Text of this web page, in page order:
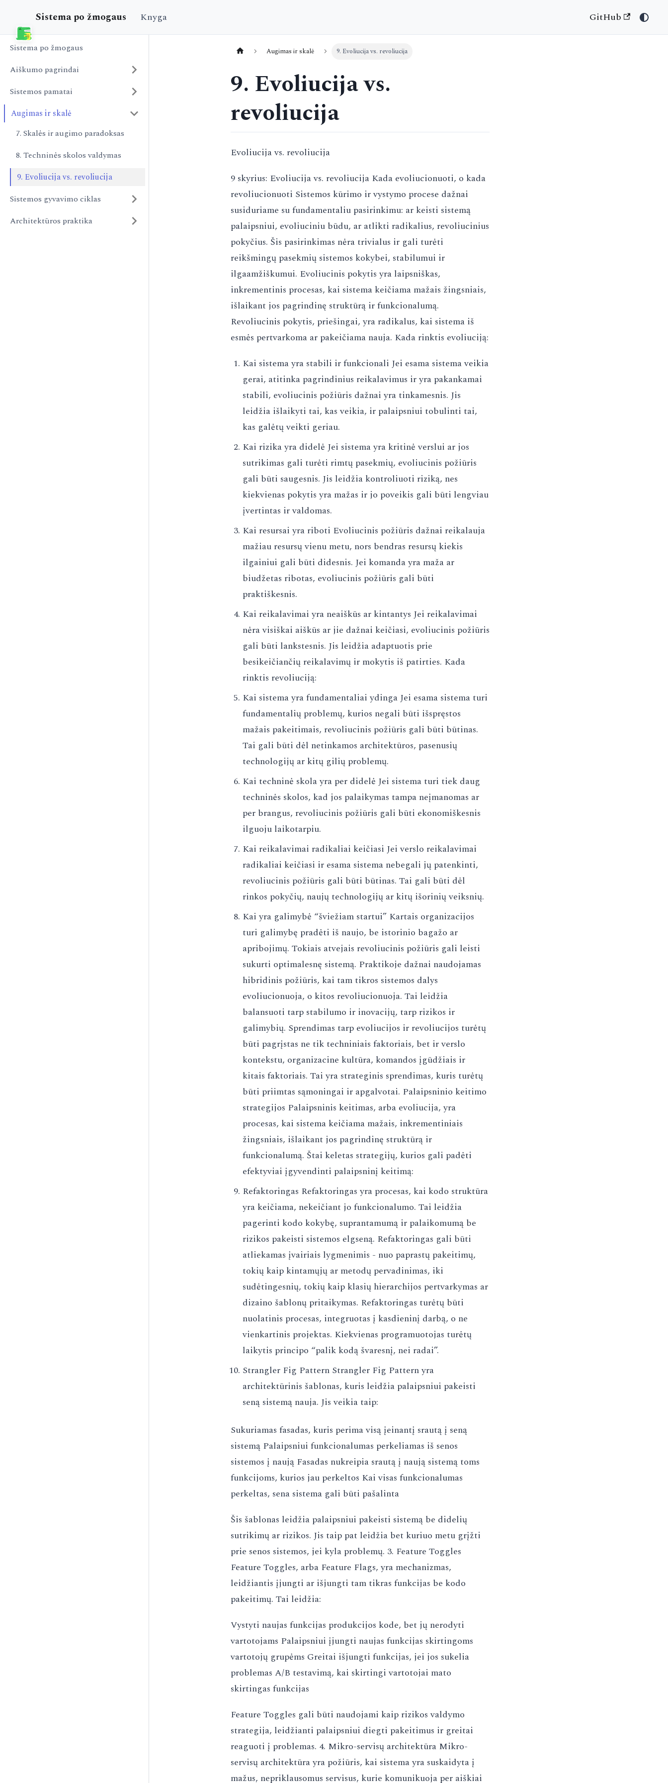
Sistema po žmogaus Knyga GitHub
Sistema po žmogaus
Aiškumo pagrindai
Sistemos pamatai
Augimas ir skalė
7. Skalės ir augimo paradoksas
8. Techninės skolos valdymas
9. Evoliucija vs. revoliucija
Sistemos gyvavimo ciklas
Architektūros praktika
Augimas ir skalė 9. Evoliucija vs. revoliucija
9. Evoliucija vs.
revoliucija
Evoliucija vs. revoliucija
9 skyrius: Evoliucija vs. revoliucija Kada evoliucionuoti, o kada
revoliucionuoti Sistemos kūrimo ir vystymo procese dažnai
susiduriame su fundamentaliu pasirinkimu: ar keisti sistemą
palaipsniui, evoliuciniu būdu, ar atlikti radikalius, revoliucinius
pokyčius. Šis pasirinkimas nėra trivialus ir gali turėti
reikšmingų pasekmių sistemos kokybei, stabilumui ir
ilgaamžiškumui. Evoliucinis pokytis yra laipsniškas,
inkrementinis procesas, kai sistema keičiama mažais žingsniais,
išlaikant jos pagrindinę struktūrą ir funkcionalumą.
Revoliucinis pokytis, priešingai, yra radikalus, kai sistema iš
esmės pertvarkoma ar pakeičiama nauja. Kada rinktis evoliuciją:
Kai sistema yra stabili ir funkcionali Jei esama sistema veikia
gerai, atitinka pagrindinius reikalavimus ir yra pakankamai
stabili, evoliucinis požiūris dažnai yra tinkamesnis. Jis
leidžia išlaikyti tai, kas veikia, ir palaipsniui tobulinti tai,
kas galėtų veikti geriau.
Kai rizika yra didelė Jei sistema yra kritinė verslui ar jos
sutrikimas gali turėti rimtų pasekmių, evoliucinis požiūris
gali būti saugesnis. Jis leidžia kontroliuoti riziką, nes
kiekvienas pokytis yra mažas ir jo poveikis gali būti lengviau
įvertintas ir valdomas.
Kai resursai yra riboti Evoliucinis požiūris dažnai reikalauja
mažiau resursų vienu metu, nors bendras resursų kiekis
ilgainiui gali būti didesnis. Jei komanda yra maža ar
biudžetas ribotas, evoliucinis požiūris gali būti
praktiškesnis.
Kai reikalavimai yra neaiškūs ar kintantys Jei reikalavimai
nėra visiškai aiškūs ar jie dažnai keičiasi, evoliucinis požiūris
gali būti lankstesnis. Jis leidžia adaptuotis prie
besikeičiančių reikalavimų ir mokytis iš patirties. Kada
rinktis revoliuciją:
Kai sistema yra fundamentaliai ydinga Jei esama sistema turi
fundamentalių problemų, kurios negali būti išspręstos
mažais pakeitimais, revoliucinis požiūris gali būti būtinas.
Tai gali būti dėl netinkamos architektūros, pasenusių
technologijų ar kitų gilių problemų.
Kai techninė skola yra per didelė Jei sistema turi tiek daug
techninės skolos, kad jos palaikymas tampa neįmanomas ar
per brangus, revoliucinis požiūris gali būti ekonomiškesnis
ilguoju laikotarpiu.
Kai reikalavimai radikaliai keičiasi Jei verslo reikalavimai
radikaliai keičiasi ir esama sistema nebegali jų patenkinti,
revoliucinis požiūris gali būti būtinas. Tai gali būti dėl
rinkos pokyčių, naujų technologijų ar kitų išorinių veiksnių.
Kai yra galimybė “šviežiam startui” Kartais organizacijos
turi galimybę pradėti iš naujo, be istorinio bagažo ar
apribojimų. Tokiais atvejais revoliucinis požiūris gali leisti
sukurti optimalesnę sistemą. Praktikoje dažnai naudojamas
hibridinis požiūris, kai tam tikros sistemos dalys
evoliucionuoja, o kitos revoliucionuoja. Tai leidžia
balansuoti tarp stabilumo ir inovacijų, tarp rizikos ir
galimybių. Sprendimas tarp evoliucijos ir revoliucijos turėtų
būti pagrįstas ne tik techniniais faktoriais, bet ir verslo
kontekstu, organizacine kultūra, komandos įgūdžiais ir
kitais faktoriais. Tai yra strateginis sprendimas, kuris turėtų
būti priimtas sąmoningai ir apgalvotai. Palaipsninio keitimo
strategijos Palaipsninis keitimas, arba evoliucija, yra
procesas, kai sistema keičiama mažais, inkrementiniais
žingsniais, išlaikant jos pagrindinę struktūrą ir
funkcionalumą. Štai keletas strategijų, kurios gali padėti
efektyviai įgyvendinti palaipsninį keitimą:
Refaktoringas Refaktoringas yra procesas, kai kodo struktūra
yra keičiama, nekeičiant jo funkcionalumo. Tai leidžia
pagerinti kodo kokybę, suprantamumą ir palaikomumą be
rizikos pakeisti sistemos elgseną. Refaktoringas gali būti
atliekamas įvairiais lygmenimis - nuo paprastų pakeitimų,
tokių kaip kintamųjų ar metodų pervadinimas, iki
sudėtingesnių, tokių kaip klasių hierarchijos pertvarkymas ar
dizaino šablonų pritaikymas. Refaktoringas turėtų būti
nuolatinis procesas, integruotas į kasdieninį darbą, o ne
vienkartinis projektas. Kiekvienas programuotojas turėtų
laikytis principo “palik kodą švaresnį, nei radai”.
Strangler Fig Pattern Strangler Fig Pattern yra
architektūrinis šablonas, kuris leidžia palaipsniui pakeisti
seną sistemą nauja. Jis veikia taip:
Sukuriamas fasadas, kuris perima visą įeinantį srautą į seną
sistemą Palaipsniui funkcionalumas perkeliamas iš senos
sistemos į naują Fasadas nukreipia srautą į naują sistemą toms
funkcijoms, kurios jau perkeltos Kai visas funkcionalumas
perkeltas, sena sistema gali būti pašalinta
Šis šablonas leidžia palaipsniui pakeisti sistemą be didelių
sutrikimų ar rizikos. Jis taip pat leidžia bet kuriuo metu grįžti
prie senos sistemos, jei kyla problemų. 3. Feature Toggles
Feature Toggles, arba Feature Flags, yra mechanizmas,
leidžiantis įjungti ar išjungti tam tikras funkcijas be kodo
pakeitimų. Tai leidžia:
Vystyti naujas funkcijas produkcijos kode, bet jų nerodyti
vartotojams Palaipsniui įjungti naujas funkcijas skirtingoms
vartotojų grupėms Greitai išjungti funkcijas, jei jos sukelia
problemas A/B testavimą, kai skirtingi vartotojai mato
skirtingas funkcijas
Feature Toggles gali būti naudojami kaip rizikos valdymo
strategija, leidžianti palaipsniui diegti pakeitimus ir greitai
reaguoti į problemas. 4. Mikro-servisų architektūra Mikro-
servisų architektūra yra požiūris, kai sistema yra suskaidyta į
mažus, nepriklausomus servisus, kurie komunikuoja per aiškiai